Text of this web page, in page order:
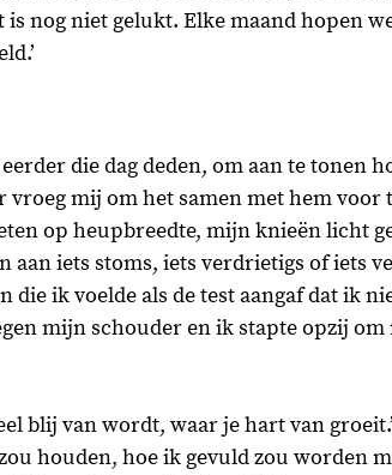
nog niet gelukt. Elke maand hopen
die dag deden, om aan te tonen
vroeg mij om het samen met hem voor
op heupbreedte, mijn knieën licht
aan iets stoms, iets verdrietigs of iets
die ik voelde als de test aangaf dat ik
mijn schouder en ik stapte opzij
blij van wordt, waar je hart van
houden, hoe ik gevuld zou worden